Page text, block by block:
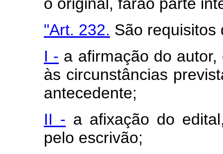
"Art. 232. São requisitos
I - a afirmação do
às circunstâncias
antecedente;
II - a afixação do
pelo escrivão;